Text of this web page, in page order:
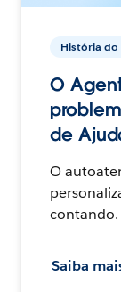
História
O
de
O
contando.
Saiba